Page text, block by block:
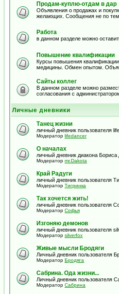
Продам-куплю-отдам в дар
Объявления о продажах и
желающих. Сообщения не по
Работа
в данном разделе можно
Повышение квалификации
Курсы повышения
медицины. Обмен опытом.
Сайты коллег
В данном разделе можно
согласования с
Личные дневники
Танец жизни
личный дневник пользователя
Модератор lifedancer
О началах
личный дневник диакона
Модератор mr.Dakota
Край Радуги
личный дневник пользователя
Модератор Тигринка
Так хочется жить!
личный дневник пользователя
Модератор Софья
Изгоняю демонов
личный дневник пользователя
Модератор silverfox
Живые мысли Бродяги
Личный дневник пользователя
Модератор Бродяга
Сабрина. Ода жизни...
Личный дневник пользователя
Модератор Сабрина